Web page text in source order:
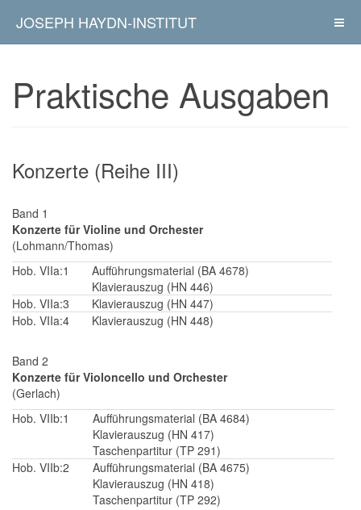
JOSEPH HAYDN-INSTITUT
Praktische Ausgaben
Konzerte (Reihe III)
Band 1
Konzerte für Violine und Orchester
(Lohmann/Thomas)
Hob. VIIa:1
Aufführungsmaterial (BA 4678)
Klavierauszug (HN 446)
Hob. VIIa:3
Klavierauszug (HN 447)
Hob. VIIa:4
Klavierauszug (HN 448)
Band 2
Konzerte für Violoncello und Orchester
(Gerlach)
Hob. VIIb:1
Aufführungsmaterial (BA 4684)
Klavierauszug (HN 417)
Taschenpartitur (TP 291)
Hob. VIIb:2
Aufführungsmaterial (BA 4675)
Klavierauszug (HN 418)
Taschenpartitur (TP 292)